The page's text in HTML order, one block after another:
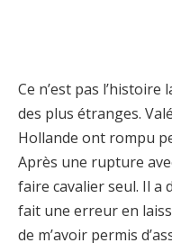
Ce n’est pas l’histoire
des plus étranges.
Hollande ont rompu
Après une rupture
faire cavalier seul. Il a
fait une erreur en
de m’avoir permis